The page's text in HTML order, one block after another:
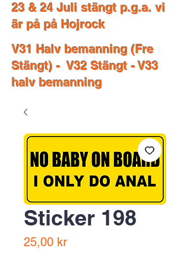
23 & 24 Juli stängt p.g.a. vi
är på på Hojrock
V31 Halv bemanning (Fre
Stängt) - V32 Stängt - V33
halv bemanning
Sticker 198
25,00 krPrice